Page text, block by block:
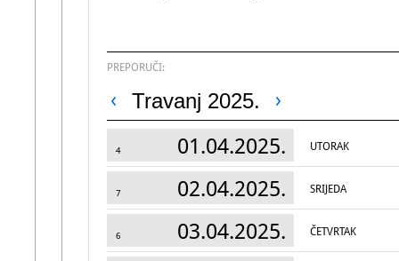
PREPORUČI:
Travanj 2025.
4 01.04.2025. UTORAK
7 02.04.2025. SRIJEDA
6 03.04.2025. ČETVRTAK